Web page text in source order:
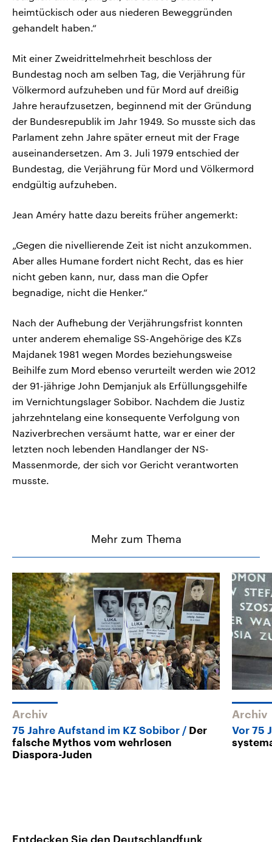
heimtückisch oder aus niederen Beweggründen
gehandelt haben.“
Mit einer Zweidrittelmehrheit beschloss der
Bundestag noch am selben Tag, die Verjährung für
Völkermord aufzuheben und für Mord auf dreißig
Jahre heraufzusetzen, beginnend mit der Gründung
der Bundesrepublik im Jahr 1949. So musste sich das
Parlament zehn Jahre später erneut mit der Frage
auseinandersetzen. Am 3. Juli 1979 entschied der
Bundestag, die Verjährung für Mord und Völkermord
endgültig aufzuheben.
Jean Améry hatte dazu bereits früher angemerkt:
„Gegen die nivellierende Zeit ist nicht anzukommen.
Aber alles Humane fordert nicht Recht, das es hier
nicht geben kann, nur, dass man die Opfer
begnadige, nicht die Henker.“
Nach der Aufhebung der Verjährungsfrist konnten
unter anderem ehemalige SS-Angehörige des KZs
Majdanek 1981 wegen Mordes beziehungsweise
Beihilfe zum Mord ebenso verurteilt werden wie 2012
der 91-jährige John Demjanjuk als Erfüllungsgehilfe
im Vernichtungslager Sobibor. Nachdem die Justiz
jahrzehntelang eine konsequente Verfolgung von
Naziverbrechen versäumt hatte, war er einer der
letzten noch lebenden Handlanger der NS-
Massenmorde, der sich vor Gericht verantworten
musste.
Mehr zum Thema
Archiv
75 Jahre Aufstand im KZ Sobibor
Der
falsche Mythos vom wehrlosen
Diaspora-Juden
Archiv
Vor 75
Entdecken Sie den Deutschlandfunk